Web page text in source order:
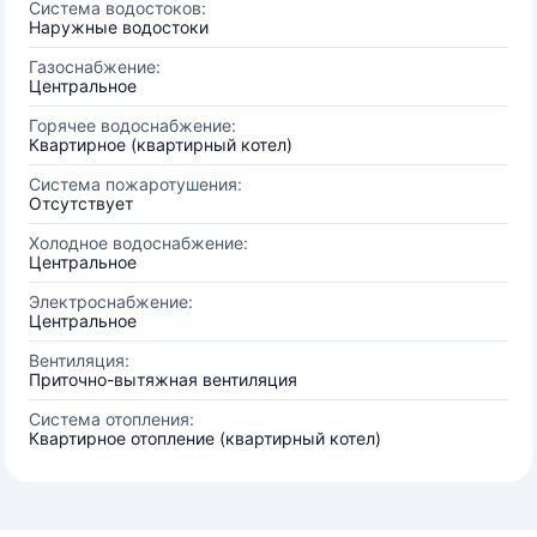
Система водостоков:
Наружные водостоки
Газоснабжение:
Центральное
Горячее водоснабжение:
Квартирное (квартирный котел)
Система пожаротушения:
Отсутствует
Холодное водоснабжение:
Центральное
Электроснабжение:
Центральное
Вентиляция:
Приточно-вытяжная вентиляция
Система отопления:
Квартирное отопление (квартирный котел)